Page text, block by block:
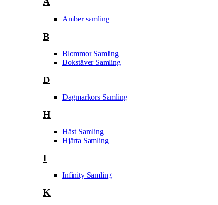
Amber samling
B
Blommor Samling
Bokstäver Samling
D
Dagmarkors Samling
H
Häst Samling
Hjärta Samling
I
Infinity Samling
K